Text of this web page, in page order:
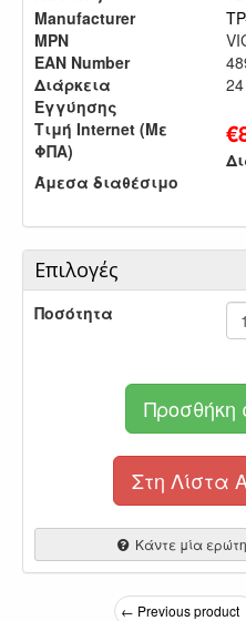
Manufacturer
MPN
EAN Number
Διάρκεια
Εγγύησης
Τιμή Internet (Με
ΦΠΑ)
€
Άμεσα διαθέσιμο
Επιλογές
Ποσότητα
Προσθήκη
Στη Λίστα
Κάντε μία
← Previous product